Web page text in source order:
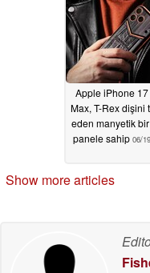
Apple iPhone
Max, T-Rex dişini
eden manyetik
panele sahip 06/
Show more articles